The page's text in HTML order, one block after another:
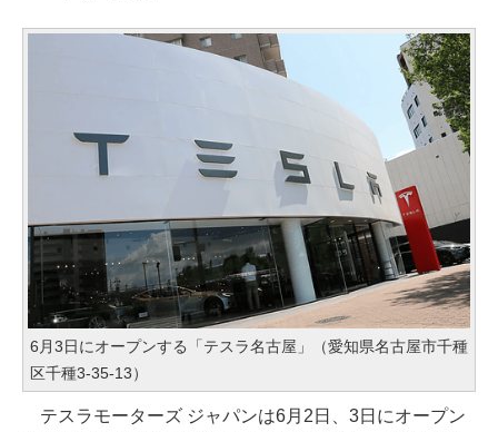
6月3日にオープンする「テスラ名古屋」（愛知県名古屋市千種
区千種3-35-13）
テスラモーターズ ジャパンは6月2日、3日にオープン